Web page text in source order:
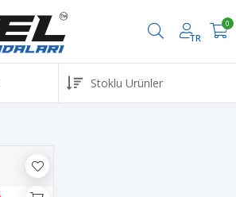
EFT ödemelerinde %2 İndirim
TR
0